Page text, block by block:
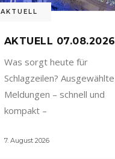
AKTUELL
AKTUELL 07.08.2026
Was sorgt heute für
Schlagzeilen? Ausgewählte
Meldungen – schnell und
kompakt –
7. August 2026